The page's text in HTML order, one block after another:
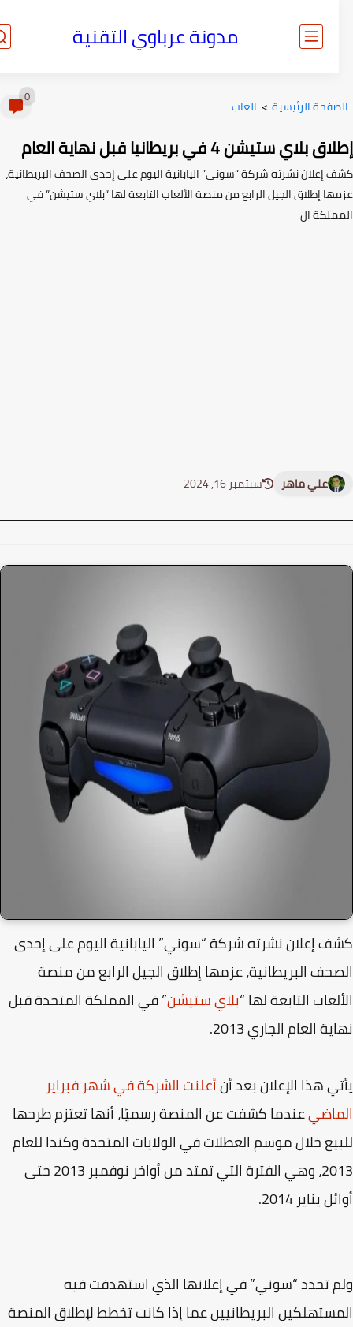
مدونة عرباوي التقنية
الرئيسية> العاب
ستيشن 4 في بريطانيا قبل نهاية العام
إعلان نشرته شركة “سوني” اليابانية اليوم على إحدى الصحف البريطانية،
إطلاق الجيل الرابع من منصة الألعاب التابعة لها “بلاي ستيشن” في
ال
علي ماهر سبتمبر 16, 2024
إعلان نشرته شركة “سوني” اليابانية اليوم على إحدى
البريطانية، عزمها إطلاق الجيل الرابع من منصة
التابعة لها “بلاي ستيشن” في المملكة المتحدة قبل
العام الجاري 2013.
هذا الإعلان بعد أنأعلنت الشركة في شهر فبراير
عندما كشفت عن المنصة رسميًا، أنها تعتزم طرحها
خلال موسم العطلات في الولايات المتحدة وكندا للعام
2013، وهي الفترة التي تمتد من أواخر نوفمبر 2013 حتى
يناير 2014.
تحدد “سوني” في إعلانها الذي استهدفت فيه
البريطانيين عما إذا كانت تخطط لإطلاق المنصة